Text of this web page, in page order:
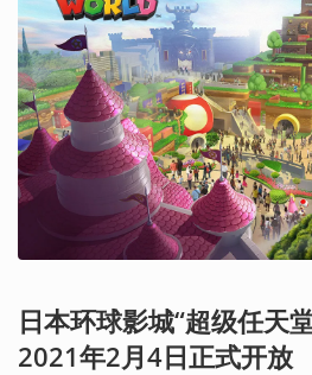
日本环球影城“超级任天
2021年2月4日正式开放